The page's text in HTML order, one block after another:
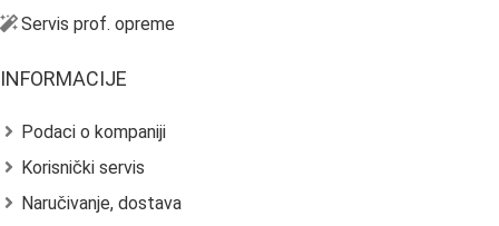
Servis prof. opreme
INFORMACIJE
Podaci o kompaniji
Korisnički servis
Naručivanje, dostava